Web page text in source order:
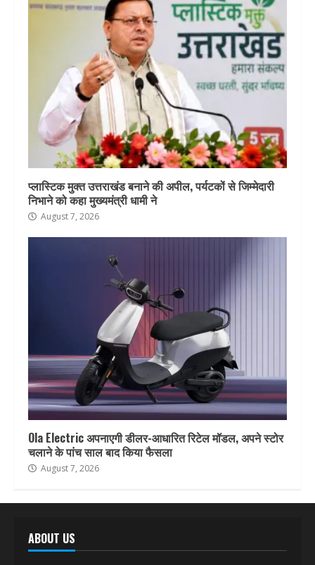
प्लास्टिक मुक्त उत्तराखंड बनाने की अपील, पर्यटकों से जिम्मेदारी
निभाने को कहा मुख्यमंत्री धामी ने
August 7, 2026
Ola Electric अपनाएगी डीलर-आधारित रिटेल मॉडल, अपने स्टोर
चलाने के पांच साल बाद किया फैसला
August 7, 2026
ABOUT US